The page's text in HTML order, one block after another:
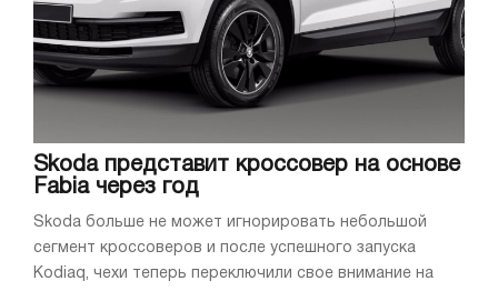
Skoda представит кроссовер на основе
Fabia через год
Skoda больше не может игнорировать небольшой
сегмент кроссоверов и после успешного запуска
Kodiaq, чехи теперь переключили свое внимание на